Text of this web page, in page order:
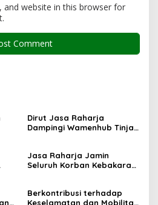
and website in this browser for
Dirut Jasa Raharja
Dampingi Wamenhub Tinjau
PHC Surabaya
Jasa Raharja Jamin
Seluruh Korban Kebakaran
Berkontribusi terhadap
Keselamatan dan Mobilitas